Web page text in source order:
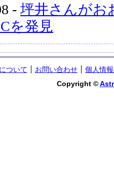
- 坪井さんがお
を発見
ついて お問い合わせ
個人情
Copyright ©